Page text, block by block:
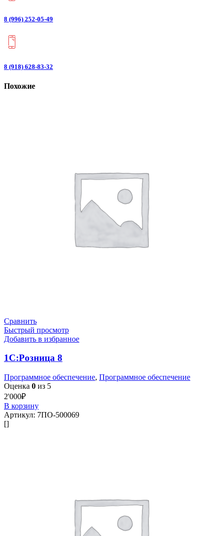
8 (996) 252-05-49
8 (918) 628-83-32
Похожие
Сравнить
Быстрый просмотр
Добавить в избранное
1С:Розница 8
Программное обеспечение, Программное обеспечение
Оценка 0 из 5
2'000₽
В корзину
Артикул: 7ПО-500069
[]